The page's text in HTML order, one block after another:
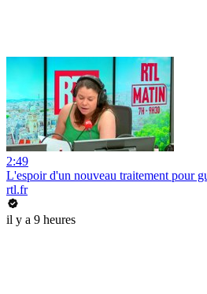
2:49
L'espoir d'un nouveau traitement pour
rtl.fr
il y a 9 heures